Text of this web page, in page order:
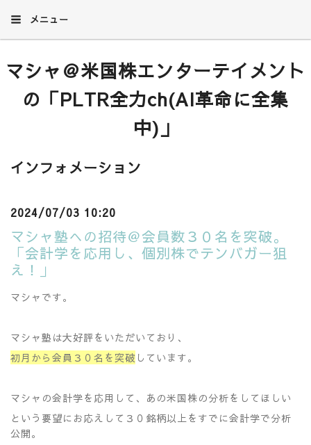
メニュー
マシャ＠米国株エンターテイメント
の「PLTR全力ch(AI革命に全集
中)」
インフォメーション
2024/07/03 10:20
マシャ塾への招待＠会員数３０名を突破。
「会計学を応用し、個別株でテンバガー狙
え！」
マシャです。
マシャ塾は大好評をいただいており、
初月から会員３０名を突破 しています。
マシャの会計学を応用して、あの米国株の分析をしてほしい
という要望にお応えして３０銘柄以上をすでに会計学で分析
公開。